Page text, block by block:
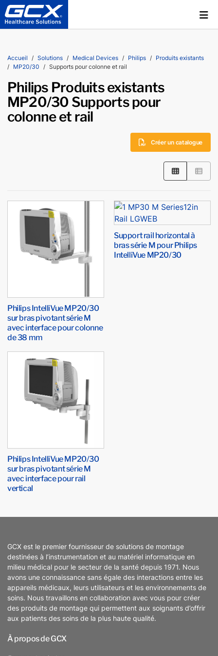
Accueil Solutions Medical Devices Philips
Produits existants
MP20/30
Supports pour colonne et rail
Philips Produits existants
MP20/30 Supports pour
colonne et rail
Créer un catalogue
Philips IntelliVue MP20/30
sur bras pivotant série M
avec interface pour colonne
de 38 mm
Support rail horizontal à
bras série M pour Philips
IntelliVue MP20/30
Philips IntelliVue MP20/30
sur bras pivotant série M
avec interface pour rail
vertical
GCX est le premier fournisseur de solutions de montage
destinées à l’instrumentation et au matériel informatique en
milieu médical pour le secteur de la santé depuis 1971. Nous
avons une connaissance sans égale des interactions entre les
appareils médicaux, leurs utilisateurs et les environnements de
soins. Nous travaillons en collaboration avec vous pour créer
des produits de montage qui permettent aux soignants d’offrir
aux patients des soins de la plus haute qualité.
À propos de GCX